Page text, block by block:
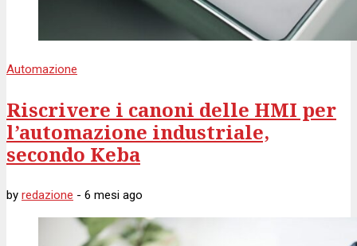
Automazione
Riscrivere i canoni delle HMI per
l’automazione industriale,
secondo Keba
by redazione - 6 mesi ago